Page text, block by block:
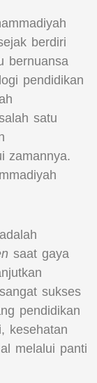
berdiri
bernuansa
pendidikan
satu
zamannya.
saat gaya
sukses
pendidikan
kesehatan
melalui panti